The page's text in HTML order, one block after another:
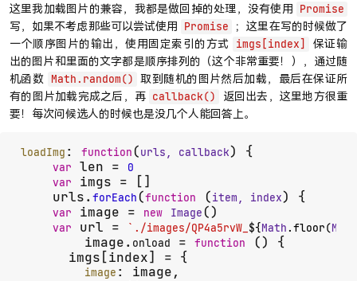
这里我加载图片的兼容，我都是做回掉的处理，没有使用
Promise
写，如果不考虑那些可以尝试使用
Promise
；这里在写的时候做了
一个顺序图片的输出，使用固定索引的方式 imgs[index]
保证输
出的图片和里面的文字都是顺序排列的（这个非常重要！），通过随
机函数 Math.random() 取到随机的图片然后加载，最后在保证所
有的图片加载完成之后，再 callback()
返回出去，这里地方很重
要！每次问候选人的时候也是没几个人能回答上。
loadImg : function(urls, callback) {
var len =
0
var
imgs = []
    urls.
forEach(function (item, index) {
var image = new Image()
var url = `./images/QP4a5rvW_${Math.floor(Math
        image.
onload = function () {
      imgs[index] = {
image : image,